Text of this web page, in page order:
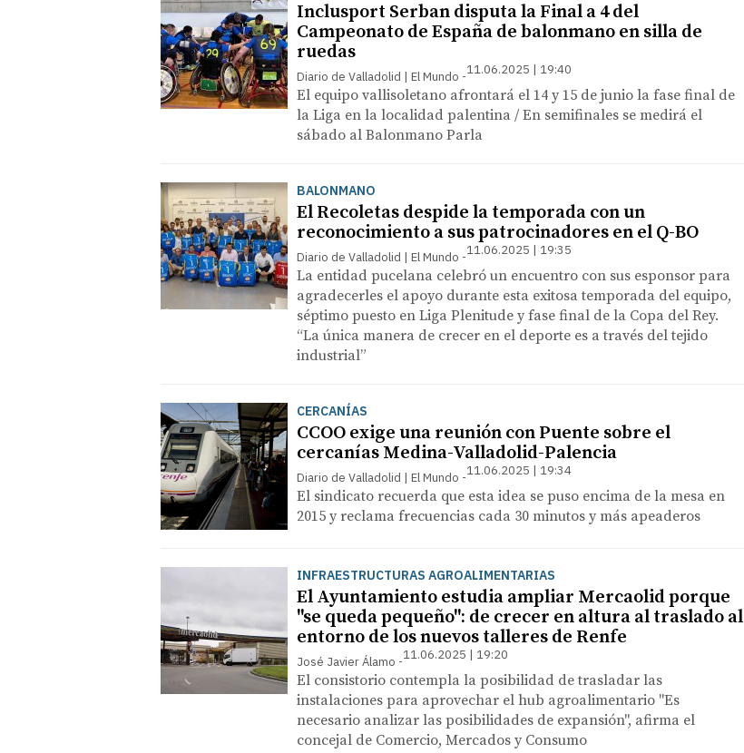
Inclusport Serban disputa la Final a 4 del
Campeonato de España de balonmano en silla de
ruedas
Diario de Valladolid | El Mundo 11.06.2025 | 19:40
El equipo vallisoletano afrontará el 14 y 15 de junio la fase final de
la Liga en la localidad palentina / En semifinales se medirá el
sábado al Balonmano Parla
BALONMANO
El Recoletas despide la temporada con un
reconocimiento a sus patrocinadores en el Q-BO
Diario de Valladolid | El Mundo 11.06.2025 | 19:35
La entidad pucelana celebró un encuentro con sus esponsor para
agradecerles el apoyo durante esta exitosa temporada del equipo,
séptimo puesto en Liga Plenitude y fase final de la Copa del Rey.
“La única manera de crecer en el deporte es a través del tejido
industrial”
CERCANÍAS
CCOO exige una reunión con Puente sobre el
cercanías Medina-Valladolid-Palencia
Diario de Valladolid | El Mundo 11.06.2025 | 19:34
El sindicato recuerda que esta idea se puso encima de la mesa en
2015 y reclama frecuencias cada 30 minutos y más apeaderos
INFRAESTRUCTURAS AGROALIMENTARIAS
El Ayuntamiento estudia ampliar Mercaolid porque
"se queda pequeño": de crecer en altura al traslado al
entorno de los nuevos talleres de Renfe
José Javier Álamo 11.06.2025 | 19:20
El consistorio contempla la posibilidad de trasladar las
instalaciones para aprovechar el hub agroalimentario "Es
necesario analizar las posibilidades de expansión", afirma el
concejal de Comercio, Mercados y Consumo